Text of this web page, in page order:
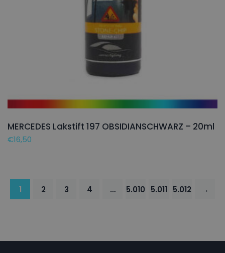
MERCEDES Lakstift 197 OBSIDIANSCHWARZ – 20ml
€16,50
1 2 3 4 … 5.010 5.011 5.012 →